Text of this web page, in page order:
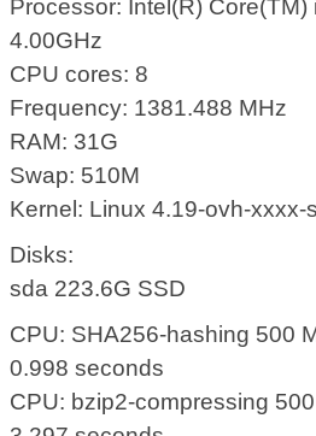
Processor: Intel(R)
4.00GHz
CPU cores: 8
Frequency: 1381.488 MHz
RAM: 31G
Swap: 510M
Kernel: Linux 4.19-ovh-xxxx-
Disks:
sda 223.6G SSD
CPU: SHA256-hashing 500
0.998 seconds
CPU: bzip2-compressing